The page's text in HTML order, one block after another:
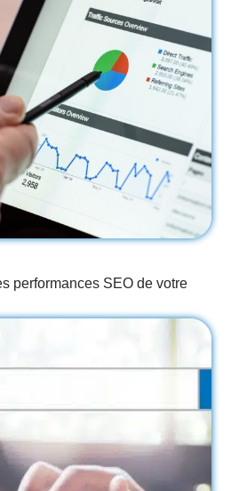
performances SEO de votre